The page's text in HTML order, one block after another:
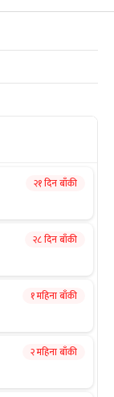
२१ दिन बाँकी
२८ दिन बाँकी
१ महिना बाँकी
२ महिना बाँकी